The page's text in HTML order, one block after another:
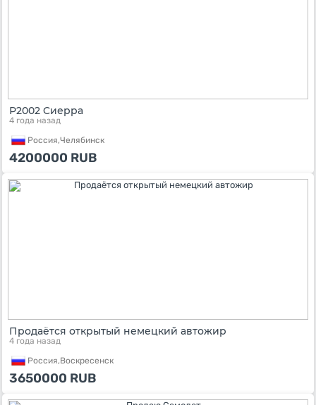
Р2002 Cиерра
4 года назад
Россия,Челябинск
4200000 RUB
Продаётся открытый немецкий автожир
4 года назад
Россия,Воскресенск
3650000 RUB